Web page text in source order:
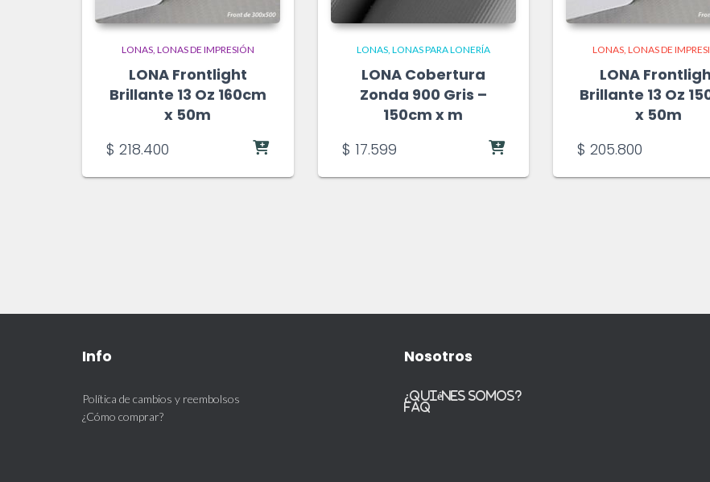
LONAS LONAS DE IMPRESIÓN
LONA Frontlight
Brillante 13 Oz 160cm
x 50m
$ 218.400
LONAS LONAS PARA LONERÍA
LONA Cobertura
Zonda 900 Gris –
150cm x m
$ 17.599
LONAS LONAS DE
LONA
Brillante 13 Oz
x 50m
$ 205.800
Info
Política de cambios y reembolsos
¿Cómo comprar?
Nosotros
¿Quiénes somos?
FAQ